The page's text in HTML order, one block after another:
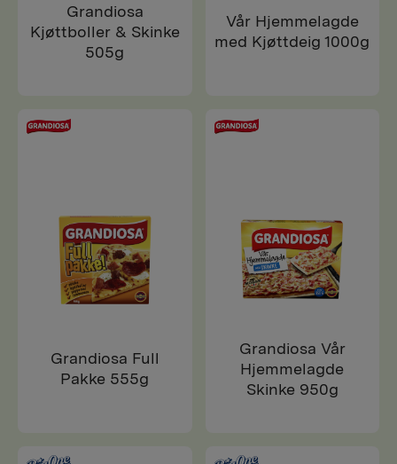
Grandiosa
Kjøttboller & Skinke
505g
Vår Hjemmelagde
med Kjøttdeig 1000g
Grandiosa Full
Pakke 555g
Grandiosa Vår
Hjemmelagde
Skinke 950g